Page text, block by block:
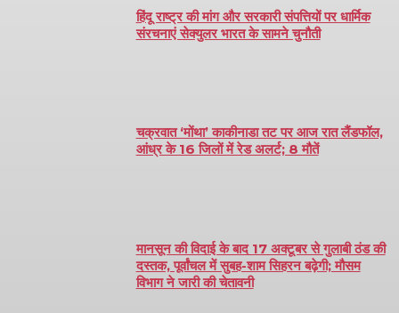
हिंदू राष्ट्र की मांग और सरकारी संपत्तियों पर धार्मिक
संरचनाएं सेक्युलर भारत के सामने चुनौती
चक्रवात ‘मोंथा’ काकीनाडा तट पर आज रात लैंडफॉल,
आंध्र के 16 जिलों में रेड अलर्ट; 8 मौतें
मानसून की विदाई के बाद 17 अक्टूबर से गुलाबी ठंड की
दस्तक, पूर्वांचल में सुबह-शाम सिहरन बढ़ेगी; मौसम
विभाग ने जारी की चेतावनी